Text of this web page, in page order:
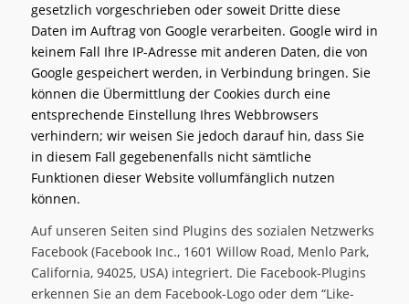
gesetzlich vorgeschrieben oder soweit Dritte diese
Daten im Auftrag von Google verarbeiten. Google wird in
keinem Fall Ihre IP-Adresse mit anderen Daten, die von
Google gespeichert werden, in Verbindung bringen. Sie
können die Übermittlung der Cookies durch eine
entsprechende Einstellung Ihres Webbrowsers
verhindern; wir weisen Sie jedoch darauf hin, dass Sie
in diesem Fall gegebenenfalls nicht sämtliche
Funktionen dieser Website vollumfänglich nutzen
können.
Auf unseren Seiten sind Plugins des sozialen Netzwerks
Facebook (Facebook Inc., 1601 Willow Road, Menlo Park,
California, 94025, USA) integriert. Die Facebook-Plugins
erkennen Sie an dem Facebook-Logo oder dem “Like-